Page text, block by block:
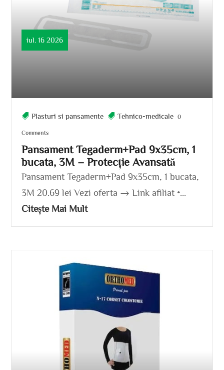
Pansament Tegaderm+Pad 9x35cm, 1
bucata, 3M – Protecție Avansată
iul. 16 2026
Plasturi si pansamente Tehnico-medicale 0
Comments
Pansament Tegaderm+Pad 9x35cm, 1 bucata,
3M 20.69 lei Vezi oferta → Link afiliat •...
Citește Mai Mult